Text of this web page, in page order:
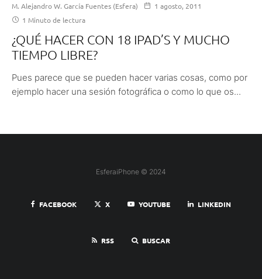
M. Alejandro W. García Fuentes (Esfera)
1 agosto, 2011
1 Minuto de lectura
¿QUÉ HACER CON 18 IPAD’S Y MUCHO
TIEMPO LIBRE?
Pues parece que se pueden hacer varias cosas, como por
ejemplo hacer una sesión fotográfica o como lo que os...
EsferaiPhone © 2024
FACEBOOK X YOUTUBE LINKEDIN
RSS BUSCAR